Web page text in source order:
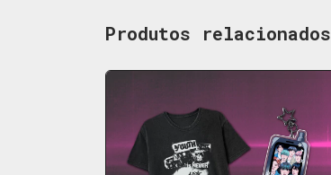
Produtos relacionados